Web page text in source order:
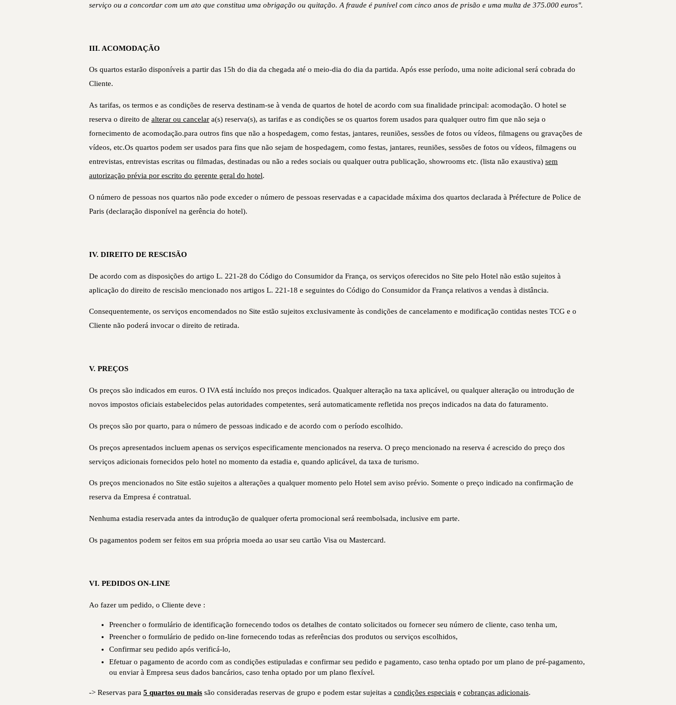
serviço ou a concordar com um ato que constitua uma obrigação ou quitação. A fraude é punível com cinco anos de prisão e uma multa de 375.000 euros".
III. ACOMODAÇÃO
Os quartos estarão disponíveis a partir das 15h do dia da chegada até o meio-dia do dia da partida. Após esse período, uma noite adicional será cobrada do
Cliente.
As tarifas, os termos e as condições de reserva destinam-se à venda de quartos de hotel de acordo com sua finalidade principal: acomodação. O hotel se
reserva o direito de alterar ou cancelar a(s) reserva(s), as tarifas e as condições se os quartos forem usados para qualquer outro fim que não seja o
fornecimento de acomodação.para outros fins que não a hospedagem, como festas, jantares, reuniões, sessões de fotos ou vídeos, filmagens ou gravações de
vídeos, etc.Os quartos podem ser usados para fins que não sejam de hospedagem, como festas, jantares, reuniões, sessões de fotos ou vídeos, filmagens ou
entrevistas, entrevistas escritas ou filmadas, destinadas ou não a redes sociais ou qualquer outra publicação, showrooms etc. (lista não exaustiva) sem
autorização prévia por escrito do gerente geral do hotel.
O número de pessoas nos quartos não pode exceder o número de pessoas reservadas e a capacidade máxima dos quartos declarada à Préfecture de Police de
Paris (declaração disponível na gerência do hotel).
IV. DIREITO DE RESCISÃO
De acordo com as disposições do artigo L. 221-28 do Código do Consumidor da França, os serviços oferecidos no Site pelo Hotel não estão sujeitos à
aplicação do direito de rescisão mencionado nos artigos L. 221-18 e seguintes do Código do Consumidor da França relativos a vendas à distância.
Consequentemente, os serviços encomendados no Site estão sujeitos exclusivamente às condições de cancelamento e modificação contidas nestes TCG e o
Cliente não poderá invocar o direito de retirada.
V. PREÇOS
Os preços são indicados em euros. O IVA está incluído nos preços indicados. Qualquer alteração na taxa aplicável, ou qualquer alteração ou introdução de
novos impostos oficiais estabelecidos pelas autoridades competentes, será automaticamente refletida nos preços indicados na data do faturamento.
Os preços são por quarto, para o número de pessoas indicado e de acordo com o período escolhido.
Os preços apresentados incluem apenas os serviços especificamente mencionados na reserva. O preço mencionado na reserva é acrescido do preço dos
serviços adicionais fornecidos pelo hotel no momento da estadia e, quando aplicável, da taxa de turismo.
Os preços mencionados no Site estão sujeitos a alterações a qualquer momento pelo Hotel sem aviso prévio. Somente o preço indicado na confirmação de
reserva da Empresa é contratual.
Nenhuma estadia reservada antes da introdução de qualquer oferta promocional será reembolsada, inclusive em parte.
Os pagamentos podem ser feitos em sua própria moeda ao usar seu cartão Visa ou Mastercard.
VI. PEDIDOS ON-LINE
Ao fazer um pedido, o Cliente deve :
Preencher o formulário de identificação fornecendo todos os detalhes de contato solicitados ou fornecer seu número de cliente, caso tenha um,
Preencher o formulário de pedido on-line fornecendo todas as referências dos produtos ou serviços escolhidos,
Confirmar seu pedido após verificá-lo,
Efetuar o pagamento de acordo com as condições estipuladas e confirmar seu pedido e pagamento, caso tenha optado por um plano de pré-pagamento,
ou enviar à Empresa seus dados bancários, caso tenha optado por um plano flexível.
-> Reservas para 5 quartos ou mais são consideradas reservas de grupo e podem estar sujeitas a condições especiais e cobranças adicionais.